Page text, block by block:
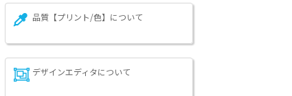
品質【プリント/色】について
デザインエディタについて